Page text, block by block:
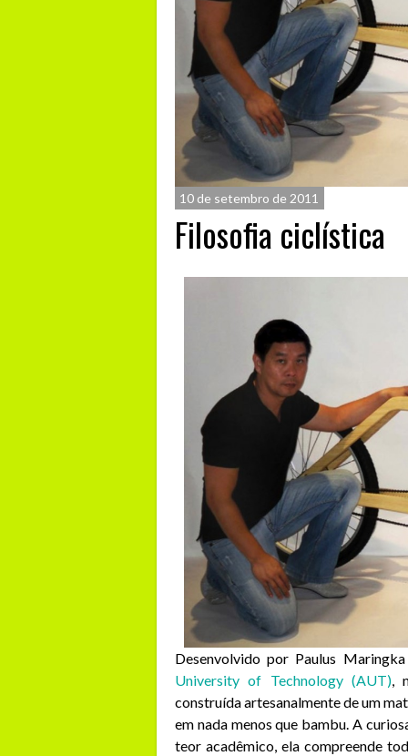
10 de setembro de 2011
Filosofia ciclística
Desenvolvido por Paulus
University of Technology (AUT),
construída artesanalmente de um
em nada menos que bambu. A
teor acadêmico, ela compreende